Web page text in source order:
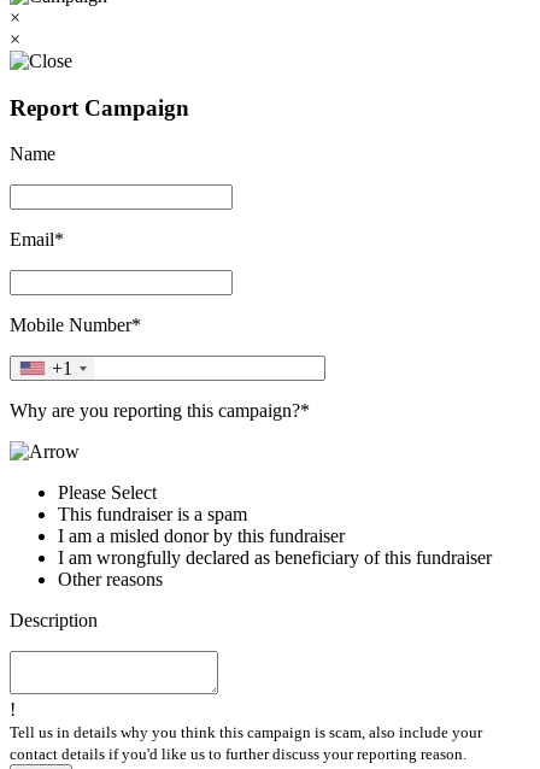
×
×
Report Campaign
Name
Email*
Mobile Number*
+1
Why are you reporting this campaign?*
Please Select
This fundraiser is a spam
I am a misled donor by this fundraiser
I am wrongfully declared as beneficiary of this fundraiser
Other reasons
Description
!
Tell us in details why you think this campaign is scam, also include your
contact details if you'd like us to further discuss your reporting reason.